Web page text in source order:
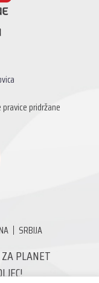
pridržane
SRBIJA
PLANET